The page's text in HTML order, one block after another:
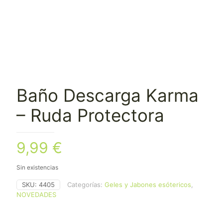
Baño Descarga Karma
– Ruda Protectora
9,99 €
Sin existencias
SKU: 4405 Categorías: Geles y Jabones esótericos
NOVEDADES